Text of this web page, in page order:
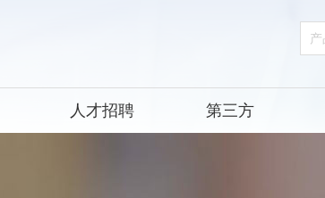
人才招聘 第三方